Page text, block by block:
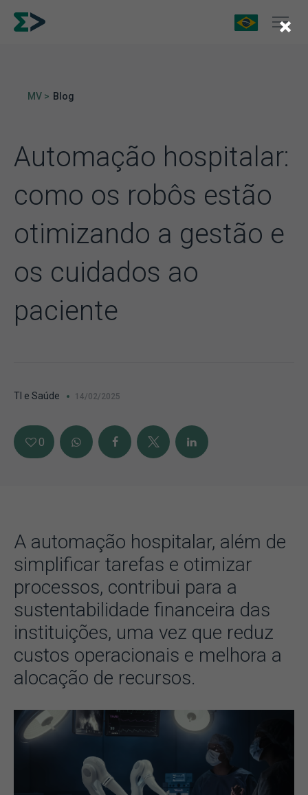
MV > Blog
Automação hospitalar:
como os robôs estão
otimizando a gestão e
os cuidados ao
paciente
TI e Saúde 14/02/2025
0
A automação hospitalar, além de
simplificar tarefas e otimizar
processos, contribui para a
sustentabilidade financeira das
instituições, uma vez que reduz
custos operacionais e melhora a
alocação de recursos.
×